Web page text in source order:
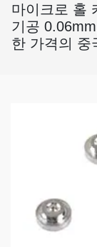
마이크로 홀
기공
한 가격의 중